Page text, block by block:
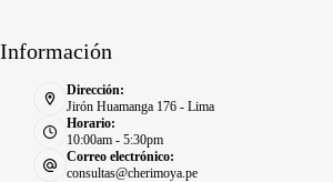
Información
Dirección:
Jirón Huamanga 176 - Lima
Horario:
10:00am - 5:30pm
Correo electrónico:
consultas@cherimoya.pe